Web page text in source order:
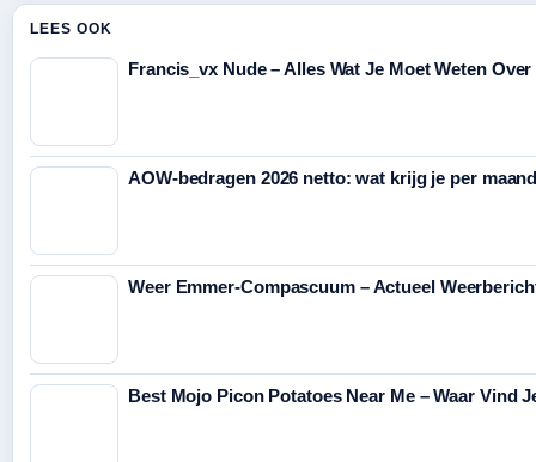
LEES OOK
Francis_vx Nude – Alles Wat Je Moet Weten
AOW-bedragen 2026 netto: wat krijg je per
Weer Emmer-Compascuum – Actueel
Best Mojo Picon Potatoes Near Me – Waar Vind